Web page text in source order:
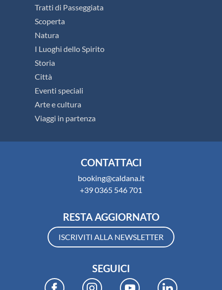
Tratti di Passeggiata
Scoperta
Natura
I Luoghi dello Spirito
Storia
Città
Eventi speciali
Arte e cultura
Viaggi in partenza
CONTATTACI
booking@caldana.it
+39 0365 546 701
RESTA AGGIORNATO
ISCRIVITI ALLA NEWSLETTER
SEGUICI